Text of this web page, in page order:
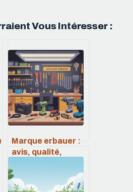
Vous Intéresser :
Marque erbauer :
avis, qualité,
alternatives à
connaître